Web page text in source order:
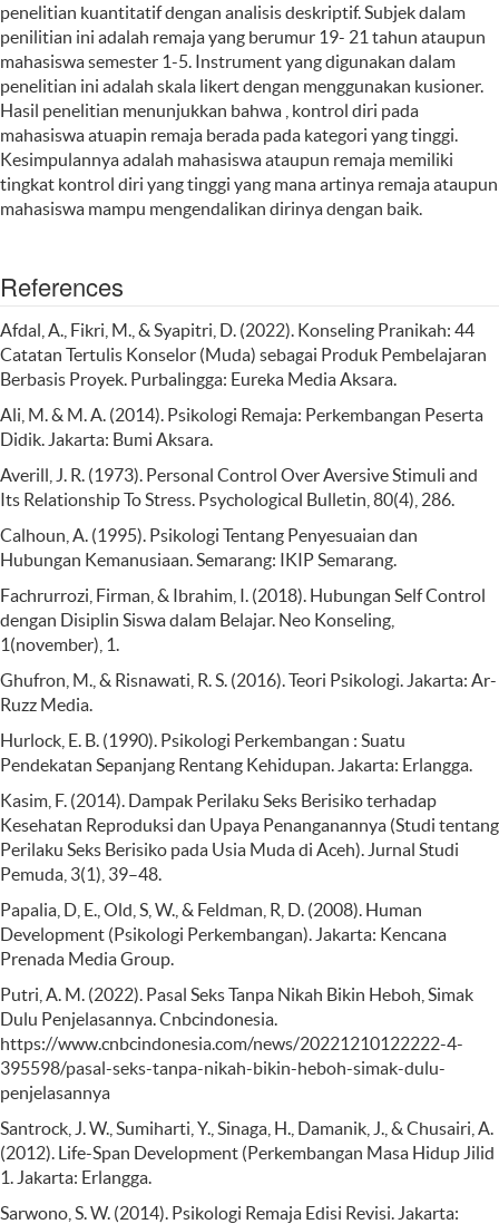
penelitian kuantitatif dengan analisis deskriptif. Subjek dalam
penilitian ini adalah remaja yang berumur 19- 21 tahun ataupun
mahasiswa semester 1-5. Instrument yang digunakan dalam
penelitian ini adalah skala likert dengan menggunakan kusioner.
Hasil penelitian menunjukkan bahwa , kontrol diri pada
mahasiswa atuapin remaja berada pada kategori yang tinggi.
Kesimpulannya adalah mahasiswa ataupun remaja memiliki
tingkat kontrol diri yang tinggi yang mana artinya remaja ataupun
mahasiswa mampu mengendalikan dirinya dengan baik.
References
Afdal, A., Fikri, M., & Syapitri, D. (2022). Konseling Pranikah: 44
Catatan Tertulis Konselor (Muda) sebagai Produk Pembelajaran
Berbasis Proyek. Purbalingga: Eureka Media Aksara.
Ali, M. & M. A. (2014). Psikologi Remaja: Perkembangan Peserta
Didik. Jakarta: Bumi Aksara.
Averill, J. R. (1973). Personal Control Over Aversive Stimuli and
Its Relationship To Stress. Psychological Bulletin, 80(4), 286.
Calhoun, A. (1995). Psikologi Tentang Penyesuaian dan
Hubungan Kemanusiaan. Semarang: IKIP Semarang.
Fachrurrozi, Firman, & Ibrahim, I. (2018). Hubungan Self Control
dengan Disiplin Siswa dalam Belajar. Neo Konseling,
1(november), 1.
Ghufron, M., & Risnawati, R. S. (2016). Teori Psikologi. Jakarta: Ar-
Ruzz Media.
Hurlock, E. B. (1990). Psikologi Perkembangan : Suatu
Pendekatan Sepanjang Rentang Kehidupan. Jakarta: Erlangga.
Kasim, F. (2014). Dampak Perilaku Seks Berisiko terhadap
Kesehatan Reproduksi dan Upaya Penanganannya (Studi tentang
Perilaku Seks Berisiko pada Usia Muda di Aceh). Jurnal Studi
Pemuda, 3(1), 39–48.
Papalia, D, E., Old, S, W., & Feldman, R, D. (2008). Human
Development (Psikologi Perkembangan). Jakarta: Kencana
Prenada Media Group.
Putri, A. M. (2022). Pasal Seks Tanpa Nikah Bikin Heboh, Simak
Dulu Penjelasannya. Cnbcindonesia.
https://www.cnbcindonesia.com/news/20221210122222-4-
395598/pasal-seks-tanpa-nikah-bikin-heboh-simak-dulu-
penjelasannya
Santrock, J. W., Sumiharti, Y., Sinaga, H., Damanik, J., & Chusairi, A.
(2012). Life-Span Development (Perkembangan Masa Hidup Jilid
1. Jakarta: Erlangga.
Sarwono, S. W. (2014). Psikologi Remaja Edisi Revisi. Jakarta: